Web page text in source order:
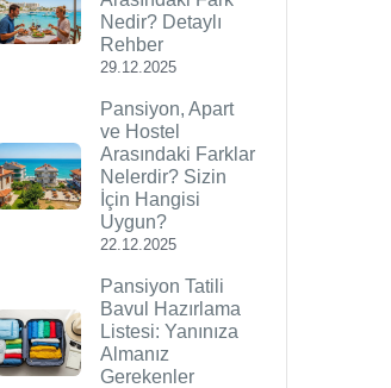
Nedir? Detaylı
Rehber
29.12.2025
Pansiyon, Apart
ve Hostel
Arasındaki Farklar
Nelerdir? Sizin
İçin Hangisi
Uygun?
22.12.2025
Pansiyon Tatili
Bavul Hazırlama
Listesi: Yanınıza
Almanız
Gerekenler